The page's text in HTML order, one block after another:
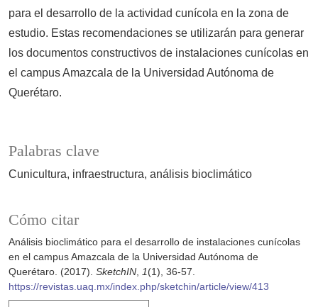
Palabras clave
Cunicultura infraestructura análisis bioclimático
Cómo citar
Análisis bioclimático para el desarrollo de instalaciones cunícolas
en el campus Amazcala de la Universidad Autónoma de
Querétaro. (2017). SketchIN, 1(1), 36-57.
https://revistas.uaq.mx/index.php/sketchin/article/view/413
para el desarrollo de la actividad cunícola en la zona de
estudio. Estas recomendaciones se utilizarán para generar
los documentos constructivos de instalaciones cunícolas en
el campus Amazcala de la Universidad Autónoma de
Querétaro.